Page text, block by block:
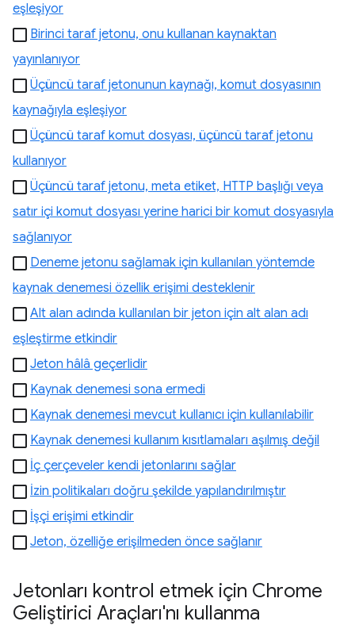
eşleşiyor
Birinci taraf jetonu, onu kullanan kaynaktan
yayınlanıyor
Üçüncü taraf jetonunun kaynağı, komut dosyasının
kaynağıyla eşleşiyor
Üçüncü taraf komut dosyası, üçüncü taraf jetonu
kullanıyor
Üçüncü taraf jetonu, meta etiket, HTTP başlığı veya
satır içi komut dosyası yerine harici bir komut dosyasıyla
sağlanıyor
Deneme jetonu sağlamak için kullanılan yöntemde
kaynak denemesi özellik erişimi desteklenir
Alt alan adında kullanılan bir jeton için alt alan adı
eşleştirme etkindir
Jeton hâlâ geçerlidir
Kaynak denemesi sona ermedi
Kaynak denemesi mevcut kullanıcı için kullanılabilir
Kaynak denemesi kullanım kısıtlamaları aşılmış değil
İç çerçeveler kendi jetonlarını sağlar
İzin politikaları doğru şekilde yapılandırılmıştır
İşçi erişimi etkindir
Jeton, özelliğe erişilmeden önce sağlanır
Jetonları kontrol etmek için Chrome
Geliştirici Araçları'nı kullanma